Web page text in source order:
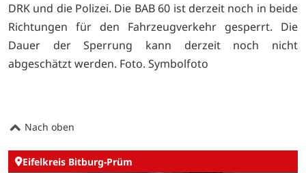
DRK und die Polizei. Die BAB 60 ist derzeit noch in beide
Richtungen für den Fahrzeugverkehr gesperrt. Die
Dauer der Sperrung kann derzeit noch nicht
abgeschätzt werden. Foto. Symbolfoto
Nach oben
Eifelkreis Bitburg-Prüm